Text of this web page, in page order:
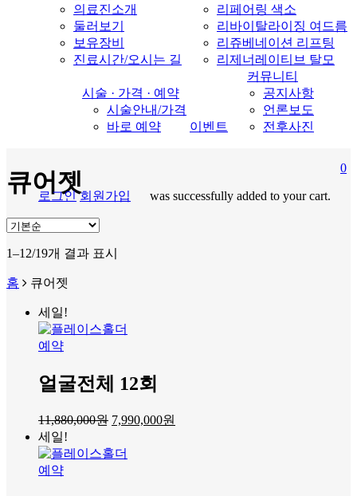
의료진소개
둘러보기
보유장비
진료시간/오시는 길
리페어링 색소
리바이탈라이징 여드름
리쥬베네이션 리프팅
리제너레이티브 탈모
시술 · 가격 · 예약
시술안내/가격
바로 예약
이벤트
커뮤니티
공지사항
언론보도
전후사진
로그인 회원가입
0
was successfully added to your cart.
큐어젯
1–12/19개 결과 표시
홈 큐어젯
세일!
예약
얼굴전체 12회
11,880,000원 7,990,000원
세일!
예약